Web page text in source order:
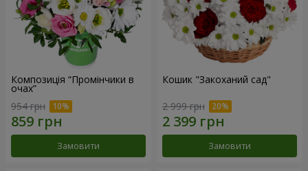
Композиція “Промінчики в
очах”
954 грн
Замовити
Кошик "Закоханий сад"
2 999 грн
Замовити